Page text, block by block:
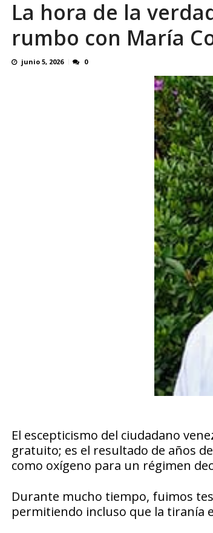
La hora de la
rumbo con María
junio 5, 2026 0
El escepticismo del ciudadano
gratuito; es el resultado de años
como oxígeno para un régimen
Durante mucho tiempo, fuimos
permitiendo incluso que la tiranía